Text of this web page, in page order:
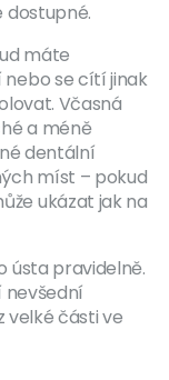
dostupné.
máte
se cítí jinak
Včasná
a méně
dentální
míst – pokud
ukázat jak na
ústa pravidelně.
nevšední
velké části ve